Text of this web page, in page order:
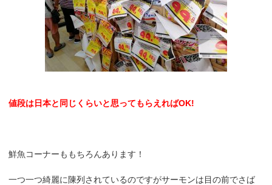
値段は日本と同じくらいと思ってもらえればOK!
鮮魚コーナーももちろんあります！
一つ一つ綺麗に陳列されているのですがサーモンは目の前でさば